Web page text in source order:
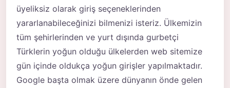
üyeliksiz olarak giriş seçeneklerinden
yararlanabileceğinizi bilmenizi isteriz. Ülkemizin
tüm şehirlerinden ve yurt dışında gurbetçi
Türklerin yoğun olduğu ülkelerden web sitemize
gün içinde oldukça yoğun girişler yapılmaktadır.
Google başta olmak üzere dünyanın önde gelen